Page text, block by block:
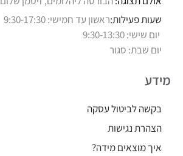
שעות פעילות:ראשון עד חמישי: 9:30-17:30
יום שישי: 9:30-13:30
יום שבת: סגור
מידע
בקשה לביטול עסקה
הצהרת נגישות
איך מוצאים מידה?